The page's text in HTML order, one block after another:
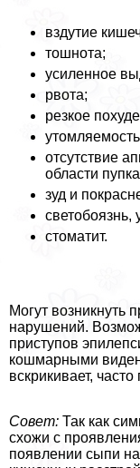
вздутие
тошнота;
усиленное
рвота;
резкое
отсутствие
области
зуд и
светобоязнь,
стоматит.
Могут возникнуть
нарушений.
приступов
кошмарными
вскрикивает,
Совет: Так как
схожи с
появлении сыпи